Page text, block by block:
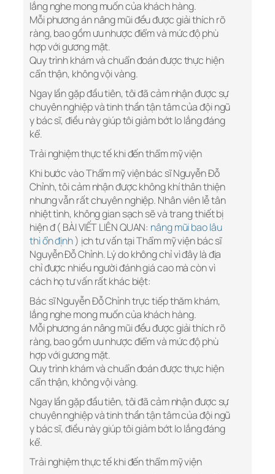
lắng nghe mong muốn của khách hàng.
Mỗi phương án nâng mũi đều được giải thích rõ
ràng, bao gồm ưu nhược điểm và mức độ phù
hợp với gương mặt.
Quy trình khám và chuẩn đoán được thực hiện
cẩn thận, không vội vàng.
Ngay lần gặp đầu tiên, tôi đã cảm nhận được sự
chuyên nghiệp và tinh thần tận tâm của đội ngũ
y bác sĩ, điều này giúp tôi giảm bớt lo lắng đáng
kể.
Trải nghiệm thực tế khi đến thẩm mỹ viện
Khi bước vào Thẩm mỹ viện bác sĩ Nguyễn Đỗ
Chỉnh, tôi cảm nhận được không khí thân thiện
nhưng vẫn rất chuyên nghiệp. Nhân viên lễ tân
nhiệt tình, không gian sạch sẽ và trang thiết bị
hiện đ ( BÀI VIẾT LIÊN QUAN: nâng mũi bao lâu
thì ổn định) ịch tư vấn tại Thẩm mỹ viện bác sĩ
Nguyễn Đỗ Chỉnh. Lý do không chỉ vì đây là địa
chỉ được nhiều người đánh giá cao mà còn vì
cách họ tư vấn rất khác biệt:
Bác sĩ Nguyễn Đỗ Chỉnh trực tiếp thăm khám,
lắng nghe mong muốn của khách hàng.
Mỗi phương án nâng mũi đều được giải thích rõ
ràng, bao gồm ưu nhược điểm và mức độ phù
hợp với gương mặt.
Quy trình khám và chuẩn đoán được thực hiện
cẩn thận, không vội vàng.
Ngay lần gặp đầu tiên, tôi đã cảm nhận được sự
chuyên nghiệp và tinh thần tận tâm của đội ngũ
y bác sĩ, điều này giúp tôi giảm bớt lo lắng đáng
kể.
Trải nghiệm thực tế khi đến thẩm mỹ viện